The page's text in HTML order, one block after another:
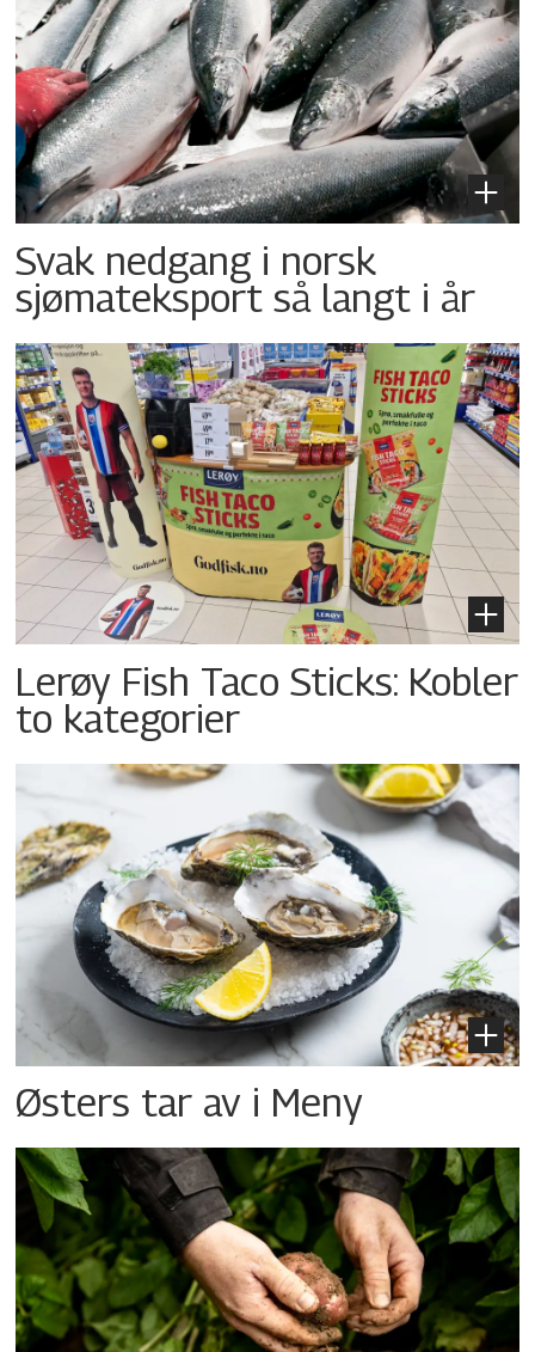
Svak nedgang i norsk
sjømateksport så langt i år
Lerøy Fish Taco Sticks: Kobler
to kategorier
Østers tar av i Meny